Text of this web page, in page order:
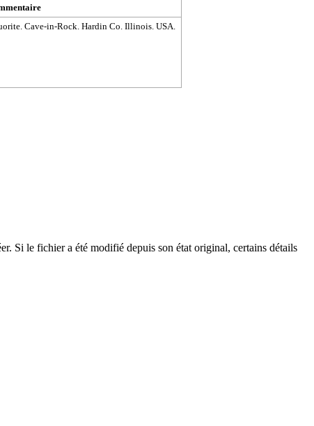
Cave-in-Rock. Hardin Co. Illinois. USA.
Si le fichier a été modifié depuis son état original, certains détails